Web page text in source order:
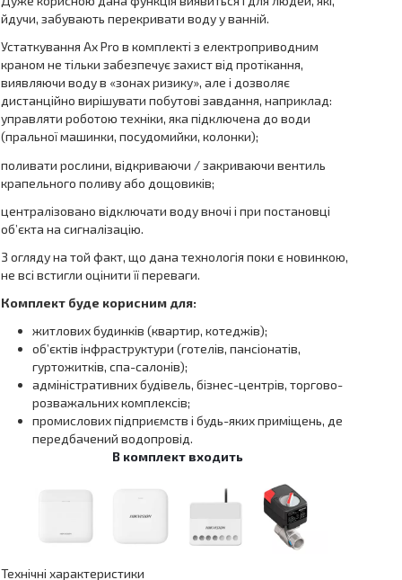
йдучи, забувають перекривати воду у ванній.
Устаткування Ax Pro в комплекті з електроприводним
краном не тільки забезпечує захист від протікання,
виявляючи воду в «зонах ризику», але і дозволяє
дистанційно вирішувати побутові завдання, наприклад:
управляти роботою техніки, яка підключена до води
(пральної машинки, посудомийки, колонки);
поливати рослини, відкриваючи / закриваючи вентиль
крапельного поливу або дощовиків;
централізовано відключати воду вночі і при постановці
об’єкта на сигналізацію.
З огляду на той факт, що дана технологія поки є новинкою,
не всі встигли оцінити її переваги.
Комплект буде корисним для:
житлових будинків (квартир, котеджів);
об’єктів інфраструктури (готелів, пансіонатів,
гуртожитків, спа-салонів);
адміністративних будівель, бізнес-центрів, торгово-
розважальних комплексів;
промислових підприємств і будь-яких приміщень, де
передбачений водопровід.
В комплект входить
Технічні характеристики